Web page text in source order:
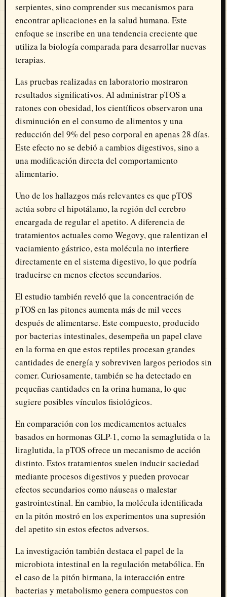
serpientes, sino comprender sus mecanismos para
encontrar aplicaciones en la salud humana. Este
enfoque se inscribe en una tendencia creciente que
utiliza la biología comparada para desarrollar nuevas
terapias.
Las pruebas realizadas en laboratorio mostraron
resultados significativos. Al administrar pTOS a
ratones con obesidad, los científicos observaron una
disminución en el consumo de alimentos y una
reducción del 9% del peso corporal en apenas 28 días.
Este efecto no se debió a cambios digestivos, sino a
una modificación directa del comportamiento
alimentario.
Uno de los hallazgos más relevantes es que pTOS
actúa sobre el hipotálamo, la región del cerebro
encargada de regular el apetito. A diferencia de
tratamientos actuales como Wegovy, que ralentizan el
vaciamiento gástrico, esta molécula no interfiere
directamente en el sistema digestivo, lo que podría
traducirse en menos efectos secundarios.
El estudio también reveló que la concentración de
pTOS en las pitones aumenta más de mil veces
después de alimentarse. Este compuesto, producido
por bacterias intestinales, desempeña un papel clave
en la forma en que estos reptiles procesan grandes
cantidades de energía y sobreviven largos periodos sin
comer. Curiosamente, también se ha detectado en
pequeñas cantidades en la orina humana, lo que
sugiere posibles vínculos fisiológicos.
En comparación con los medicamentos actuales
basados en hormonas GLP-1, como la semaglutida o la
liraglutida, la pTOS ofrece un mecanismo de acción
distinto. Estos tratamientos suelen inducir saciedad
mediante procesos digestivos y pueden provocar
efectos secundarios como náuseas o malestar
gastrointestinal. En cambio, la molécula identificada
en la pitón mostró en los experimentos una supresión
del apetito sin estos efectos adversos.
La investigación también destaca el papel de la
microbiota intestinal en la regulación metabólica. En
el caso de la pitón birmana, la interacción entre
bacterias y metabolismo genera compuestos con